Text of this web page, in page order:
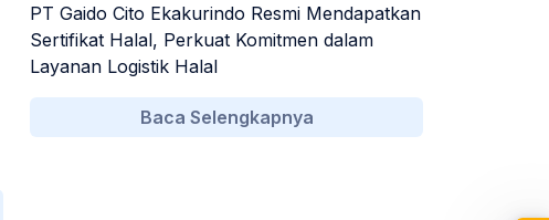
PT Gaido Cito Ekakurindo Resmi Mendapatkan
Sertifikat Halal, Perkuat Komitmen dalam
Layanan Logistik Halal
Baca Selengkapnya